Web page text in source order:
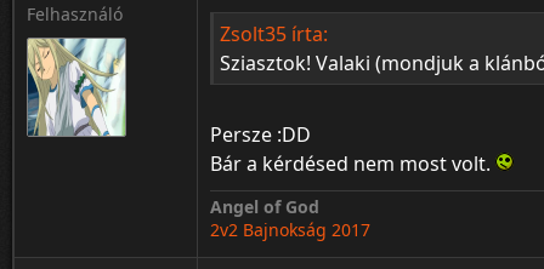
Felhasználó
Zsolt35 írta:
Sziasztok! Valaki (mondjuk a
Persze :DD
Bár a kérdésed nem most volt.
Angel of God
2v2 Bajnokság 2017